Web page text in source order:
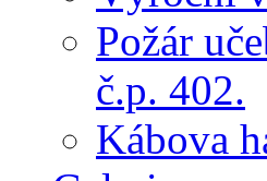
Požár
č.p. 402.
Kábova